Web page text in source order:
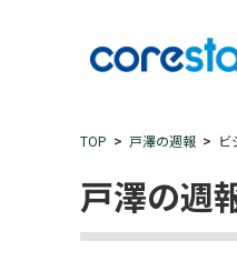
TOP 戸澤の週報 ビ
戸澤の週